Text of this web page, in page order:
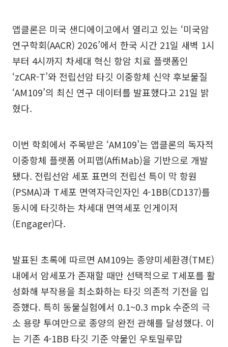
앱클론은 미국 샌디에이고에서 열리고 있는 ‘미국암
연구학회(AACR) 2026’에서 한국 시간 21일 새벽 1시
부터 4시까지 차세대 혁신 항암 치료 플랫폼인
‘zCAR-T’와 전립선암 타깃 이중항체 신약 후보물질
‘AM109’의 최신 연구 데이터를 발표했다고 21일 밝
혔다.
이번 학회에서 주목받은 ‘AM109’는 앱클론의 독자적
이중항체 플랫폼 어피맵(AffiMab)을 기반으로 개발
됐다. 전립선암 세포 표면의 전립선 특이 막 항원
(PSMA)과 T세포 면역자극인자인 4-1BB(CD137)를
동시에 타깃하는 차세대 면역세포 인게이저
(Engager)다.
발표된 초록에 따르면 AM109는 종양미세환경(TME)
내에서 암세포가 존재할 때만 선택적으로 T세포를 활
성화해 부작용을 최소화하는 타깃 의존적 기전을 입
증했다. 특히 동물실험에서 0.1~0.3 mpk 수준의 극
소 용량 투여만으로 종양의 완전 관해를 달성했다. 이
는 기존 4-1BB 타깃 기준 약물인 우토밀루맙